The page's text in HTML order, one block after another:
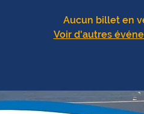
Aucun billet en
Voir d'autres